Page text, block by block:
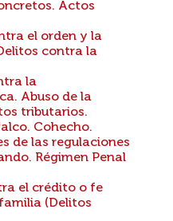
Actos
el orden y la
contra la
la
Abuso de la
tributarios.
Cohecho.
de las regulaciones
Régimen Penal
el crédito o fe
(Delitos